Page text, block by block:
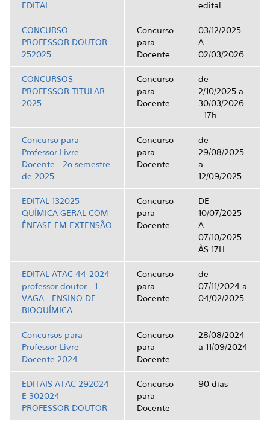
EDITAL edital
CONCURSO
PROFESSOR DOUTOR
252025
Concurso
para
Docente
03/12/2025
A
02/03/2026
CONCURSOS
PROFESSOR TITULAR
2025
Concurso
para
Docente
de
2/10/2025 a
30/03/2026
- 17h
Concurso para
Professor Livre
Docente - 2o semestre
de 2025
Concurso
para
Docente
de
29/08/2025
a
12/09/2025
EDITAL 132025 -
QUÍMICA GERAL COM
ÊNFASE EM EXTENSÃO
Concurso
para
Docente
DE
10/07/2025
A
07/10/2025
ÀS 17H
EDITAL ATAC 44-2024
professor doutor - 1
VAGA - ENSINO DE
BIOQUÍMICA
Concurso
para
Docente
de
07/11/2024 a
04/02/2025
Concursos para
Professor Livre
Docente 2024
Concurso
para
Docente
28/08/2024
a 11/09/2024
EDITAIS ATAC 292024
E 302024 -
PROFESSOR DOUTOR
Concurso
para
Docente
90 dias